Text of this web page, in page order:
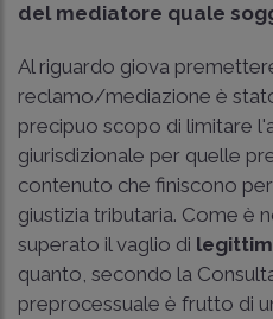
del mediatore quale
Al riguardo giova
reclamo/mediazione è
precipuo scopo di limitare
giurisdizionale per quelle
contenuto che finiscono per
giustizia tributaria. Come è
superato il vaglio di
quanto, secondo la
preprocessuale è frutto di